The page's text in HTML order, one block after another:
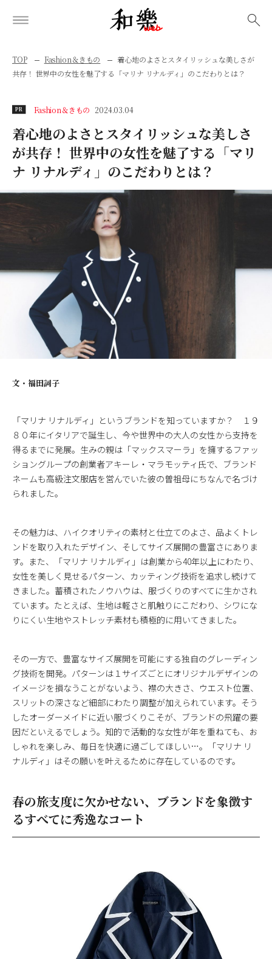
TOP Fashion＆きもの
着心地のよさとスタイリッシュな美しさが
共存！ 世界中の女性を魅了する「マリナ リナルディ」のこだわりとは？
PR Fashion＆きもの 2024.03.04
着心地のよさとスタイリッシュな美しさ
が共存！ 世界中の女性を魅了する「マリ
ナ リナルディ」のこだわりとは？
文・ 福田詞子
「マリナ リナルディ」というブランドを知っていますか？ １９
８０年にイタリアで誕生し、今や世界中の大人の女性から支持を
得るまでに発展。生みの親は「マックスマーラ」を擁するファッ
ショングループの創業者アキーレ・マラモッティ氏で、ブランド
ネームも高級注文服店を営んでいた彼の曽祖母にちなんで名づけ
られました。
その魅力は、ハイクオリティの素材と仕立てのよさ、品よくトレ
ンドを取り入れたデザイン、そしてサイズ展開の豊富さにありま
す。また、「マリナ リナルディ」は創業から40年以上にわたり、
女性を美しく見せるパターン、カッティング技術を追求し続けて
きました。蓄積されたノウハウは、服づくりのすべてに生かされ
ています。たとえば、生地は軽さと肌触りにこだわり、シワにな
りにくい生地やストレッチ素材も積極的に用いてきました。
その一方で、豊富なサイズ展開を可能にする独自のグレーディン
グ技術を開発。パターンは１サイズごとにオリジナルデザインの
イメージを損なうことがないよう、襟の大きさ、ウエスト位置、
スリットの深さなど細部にわたり調整が加えられています。そう
したオーダーメイドに近い服づくりこそが、ブランドの飛躍の要
因だといえるでしょう。知的で活動的な女性が年を重ねても、お
しゃれを楽しみ、毎日を快適に過ごしてほしい…。「マリナ リ
ナルディ」はその願いを叶えるために存在しているのです。
春の旅支度に欠かせない、ブランドを象徴す
るすべてに秀逸なコート